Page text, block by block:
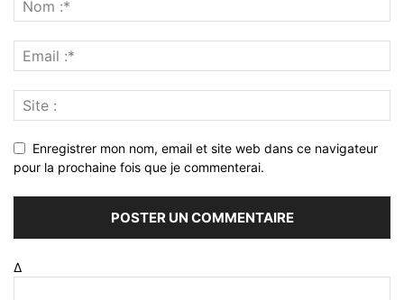
Enregistrer mon nom, email et site web dans ce navigateur
pour la prochaine fois que je commenterai.
Δ